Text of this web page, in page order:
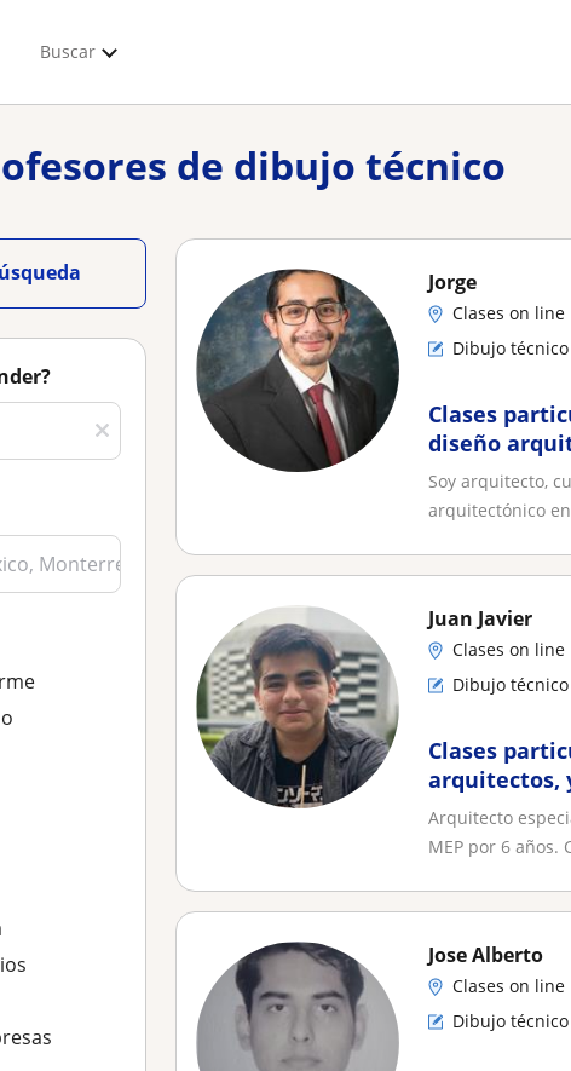
Buscar
de dibujo técnico
Jorge
Clases on line
Dibujo técnico
Clases
diseño
Soy arquitecto,
arquitectónico
Juan Javier
Clases on line
Dibujo técnico
Clases
arquitectos,
Arquitecto
MEP por 6 años.
Jose Alberto
Clases on line
Dibujo técnico